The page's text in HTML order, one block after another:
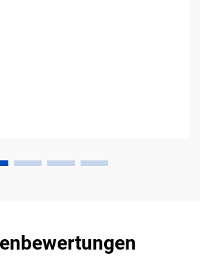
Lacke und
für dauerhafte, professionelle